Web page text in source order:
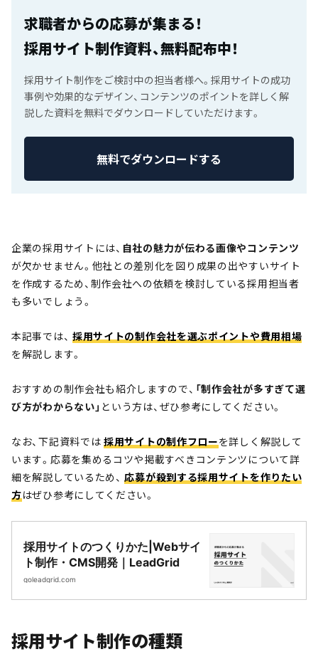
求職者からの応募が集まる！
採用サイト制作資料、無料配布中！
採用サイト制作をご検討中の担当者様へ。採用サイトの成功
事例や効果的なデザイン、コンテンツのポイントを詳しく解
説した資料を無料でダウンロードしていただけます。
無料でダウンロードする
企業の採用サイトには、 自社の魅力が伝わる画像やコンテンツ
が欠かせません。他社との差別化を図り成果の出やすいサイト
を作成するため、制作会社への依頼を検討している採用担当者
も多いでしょう。
本記事では、 採用サイトの制作会社を選ぶポイントや費用相場
を解説します。
おすすめの制作会社も紹介しますので、 「制作会社が多すぎて選
び方がわからない」 という方は、ぜひ参考にしてください。
なお、下記資料では 採用サイトの制作フローを詳しく解説して
います。応募を集めるコツや掲載すべきコンテンツについて詳
細を解説しているため、応募が殺到する採用サイトを作りたい
方はぜひ参考にしてください。
採用サイトのつくりかた|Webサイ
ト制作・CMS開発｜LeadGrid
goleadgrid.com
採用サイト制作の種類